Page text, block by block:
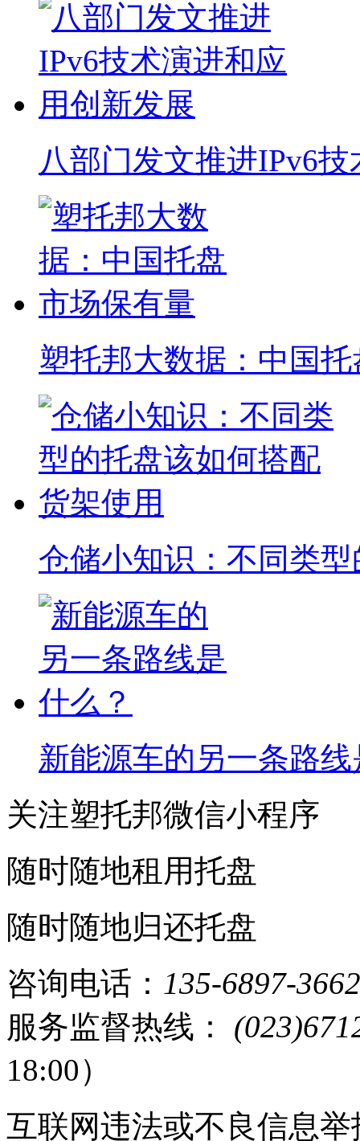
八部门发文推进IPv6
塑托邦大数据：中国
仓储小知识：不同类
新能源车的另一条路
关注塑托邦微信小程序
随时随地租用托盘
随时随地归还托盘
咨询电话： 135-6897-3662
服务监督热线：
18:00）
互联网违法或不良信息